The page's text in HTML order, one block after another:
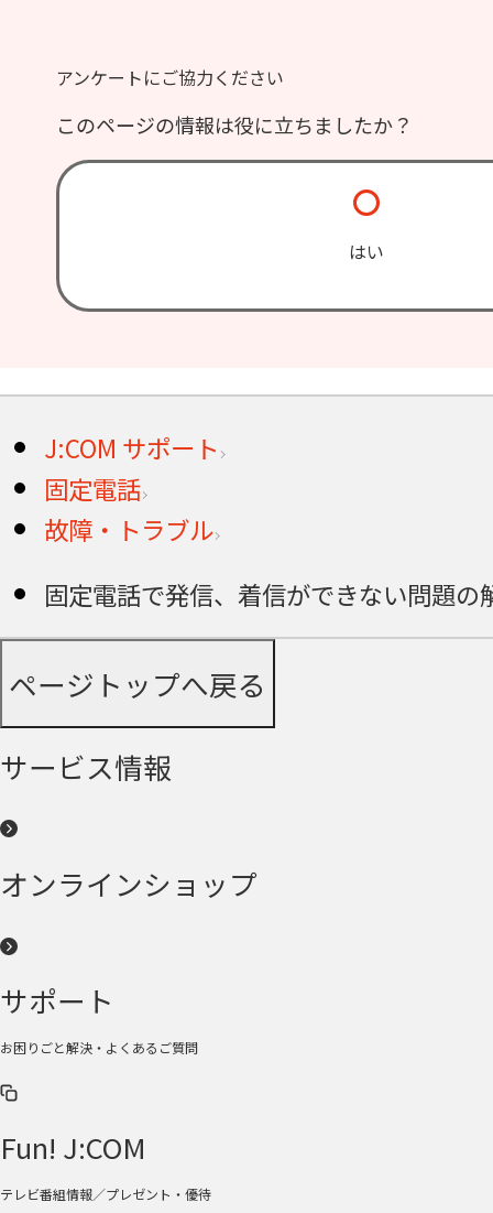
アンケートにご協力ください
このページの情報は役に立ちましたか？
はい
J:COM サポート
固定電話
故障・トラブル
固定電話で発信、着信ができない問題の
ページトップへ戻る
サービス情報
オンラインショップ
サポート
お困りごと解決・よくあるご質問
Fun! J:COM
テレビ番組情報／プレゼント・優待